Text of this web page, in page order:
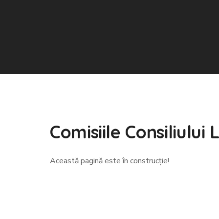
Comisiile Consiliului
Această pagină este în construcție!